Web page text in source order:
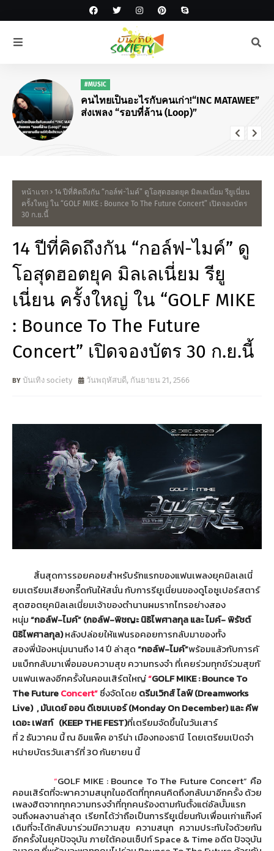
#MUSIC
คนไทยเป็นอะไรกับคนเก่า!“INC MATAWEE”
ส่งเพลง “รอบที่ล้าน (Loop)”
หน้าแรก
14 ปีที่คิดถึงกัน “กอล์ฟ-ไมค์” ดูโอสุดฮอตยุค มิลเลเนี่ยม รียูเนี่ยน
ครั้งใหญ่ ใน “GOLF MIKE : Bounce To The Future Concert” เปิดจองบัตร
30 ก.ย.นี้
14 ปีที่คิดถึงกัน “กอล์ฟ-ไมค์” ดู
โอสุดฮอตยุค มิลเลเนี่ยม รียู
เนี่ยน ครั้งใหญ่ ใน “GOLF MIKE
: Bounce To The Future
Concert” เปิดจองบัตร 30 ก.ย.นี้
บันเทิง society วันพฤหัสบดี, กันยายน 21, 2566
สิ้นสุดการรอยคอยสำหรับรักแรกของแฟนเพลงยุคมิลเลเนี่
ยมเตรียมเสียงกรี๊ดกันให้สนั่น กับการรียูเนี่ยนของดูโอซูเปอร์สตาร์
สุดฮอตยุคมิลเลเนี่ยมเจ้าของตำนานผมรากไทรอย่างสอง
หนุ่ม“กอล์ฟ-ไมค์” (กอล์ฟ-พิชญะ นิธิไพศาลกุล และ ไมค์-พิรัชต์
นิธิไพศาลกุล)หลังปล่อยให้แฟนรอคอยการกลับมาของทั้ง
สองพี่น้องหนุ่มนานถึง14ปี ล่าสุด“กอล์ฟ-ไมค์”พร้อมแล้วกับการคั
มแบ็กกลับมาเพื่อมอบความสุข ความทรงจำ ที่เคยร่วมทุกข์ร่วมสุขกั
บแฟนเพลงอีกครั้งในคอนเสิร์ตใหญ่“GOLF MIKE : Bounce To
The FutureConcert”ซึ่งจัดโดย ดรีมเวิกส์ ไลฟ์(Dreamworks
Live), มันเดย์ ออน ดีเซมเบอร์(Monday On December)และ คีพ
เดอะ เฟสท์ (KEEP THE FEST)ที่เตรียมจัดขึ้นในวันเสาร์
ที่2 ธันวาคม นี้ ณ อิมแพ็ค อารีน่า เมืองทองธานี โดยเตรียมเปิดจำ
หน่ายบัตรวันเสาร์ที่30กันยายน นี้
“GOLF MIKE : Bounce To The Future Concert” คือ
คอนเสิร์ตที่จะพาความสนุกในอดีตที่ทุกคนคิดถึงกลับมาอีกครั้ง ด้วย
เพลงฮิตจากทุกความทรงจำที่ทุกคนร้องตามกันตั้งแต่อัลบั้มแรก
จนถึงผลงานล่าสุด เรียกได้ว่าถือเป็นการรียูเนี่ยนกับเพื่อนเก่าแก๊งค์
เดิมที่จะได้กลับมาร่วมมีความสุข ความสนุก ความประทับใจด้วยกัน
อีกครั้งในยุคปัจจุบัน ภายใต้คอนเซ็ปท์Space & Time อดีต ปัจจุบัน